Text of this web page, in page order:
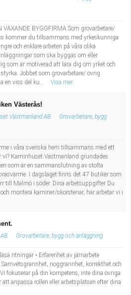
VÄXANDE BYGGFIRMA Som grovarbetare/
kommer du tillsammans med yrkeskunniga
och enklare arbeten på våra olika
som ska byggas om eller
som är motiverad att lära dig om yrket och
Jobbet som grovarbetare/ övrig
en viss del ku...
Visa mer
Västerås!
Västmanland AB
Grovarbetare, bygg
i våra svenska hem tillsammans med ett
vi? Kaminhuset Västmanland grundades
som är en sammanslutning av stolta
I dagsläget finns det 47 butiker som
till Malmö i söder. Dina arbetsuppgifter Du
montera kaminer/skorstenar, här arbetar vi i
Grovarbetare, bygg och anläggning
ritningar • Erfarenhet av järnarbete
noggrannhet, korrekthet och
fokuserar på din kompetens, inte dina övriga
anpassa rollen eller arbetsplatsen efter dina